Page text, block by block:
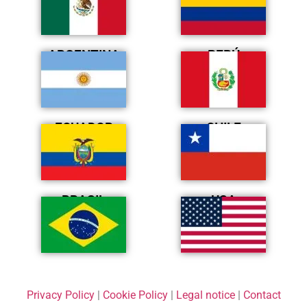
ARGENTINA PERÚ
ECUADOR CHILE
BRASIL USA
Privacy Policy| Cookie Policy| Legal notice| Contact